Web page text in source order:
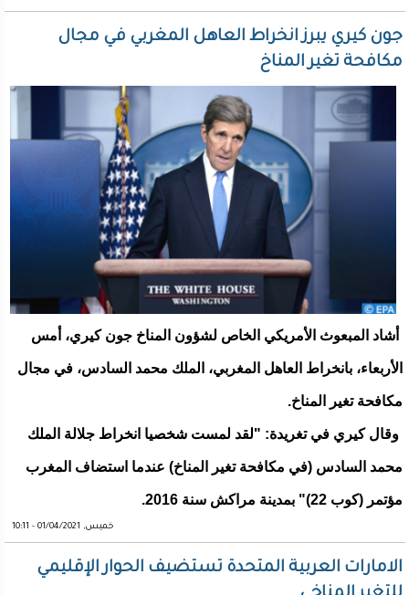
جون كيري يبرز انخراط العاهل المغربي في مجال
مكافحة تغير المناخ
أشاد المبعوث الأمريكي الخاص لشؤون المناخ جون كيري، أمس
الأربعاء، بانخراط العاهل المغربي، الملك محمد السادس، في مجال
مكافحة تغير المناخ.
وقال كيري في تغريدة: "لقد لمست شخصيا انخراط جلالة الملك
محمد السادس (في مكافحة تغير المناخ) عندما استضاف المغرب
مؤتمر (كوب 22)" بمدينة مراكش سنة 2016.
خميس, 01/04/2021 - 10:11
الامارات العربية المتحدة تستضيف الحوار الإقليمي